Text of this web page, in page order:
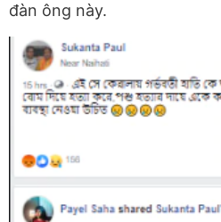
đàn ông này.